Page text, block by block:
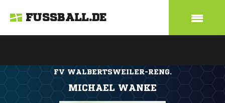
FUSSBALL.DE
FV WALBERTSWEILER-RENG.
MICHAEL WANKE